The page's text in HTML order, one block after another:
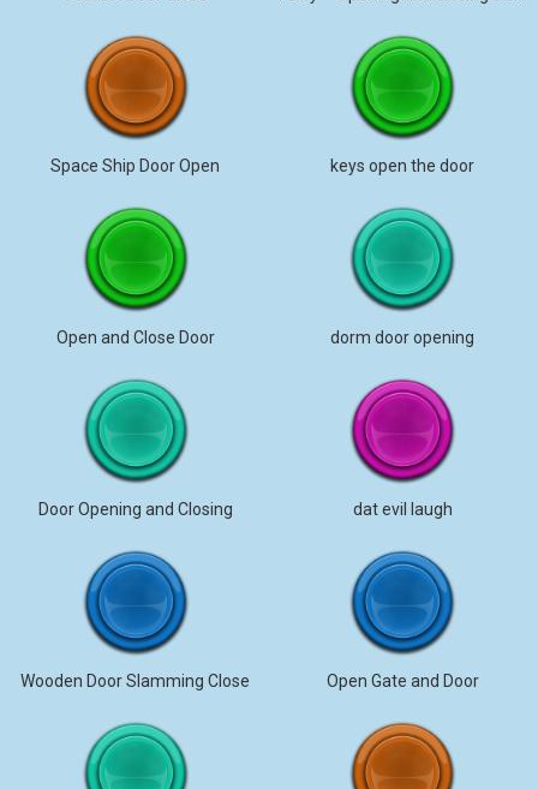
Space Ship Door Open keys open the door
Open and Close Door dorm door opening
Door Opening and Closing dat evil laugh
Wooden Door Slamming Close Open Gate and Door